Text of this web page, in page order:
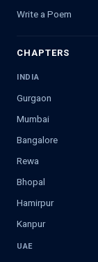
Write a Poem
CHAPTERS
INDIA
Gurgaon
Mumbai
Bangalore
Rewa
Bhopal
Hamirpur
Kanpur
UAE